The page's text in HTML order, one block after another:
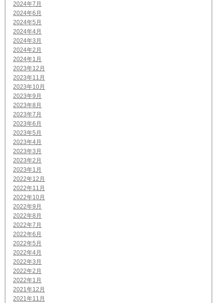
2024年7月
2024年6月
2024年5月
2024年4月
2024年3月
2024年2月
2024年1月
2023年12月
2023年11月
2023年10月
2023年9月
2023年8月
2023年7月
2023年6月
2023年5月
2023年4月
2023年3月
2023年2月
2023年1月
2022年12月
2022年11月
2022年10月
2022年9月
2022年8月
2022年7月
2022年6月
2022年5月
2022年4月
2022年3月
2022年2月
2022年1月
2021年12月
2021年11月